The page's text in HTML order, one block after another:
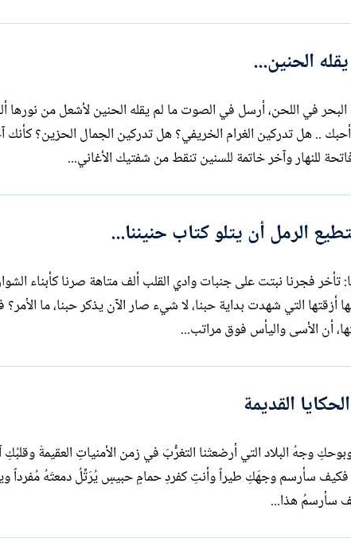
الحنين...
البحر في اللحن، أرسل في الصوت ما لم يقله الحنين لأشعل من
.. هل تدركين الغرام الخريفي؟ هل تدركين الجمال الحزين؟ كأنك
للنهار وآخر خاتمة للسنين تنقط من شفتيك الأغاني...
الرمل أن يتلو كتاب حنيننا...
أبو شرار" أقول لها: تأخر فجرنا نبتت على جنبات وادي القلب ألف متاهة صرنا
أزقتها التي شهدت بداية حبنا، لا شيء صار الآن يذكر حبنا، ما
أن الأسى واليأس فوق مراتب...
القديمة
وجهُ البلاد التي أرضعتْنا التغرُّبَ في زمن الأمنياتِ العقيمةْ
فكيف سأرسم وجهَكِ طيراً وأنتِ كفردِ حمامٍ حبيسٍ يُرَتِّلُ دمعتَهُ مُفرداً
سأرسمُ هذا...